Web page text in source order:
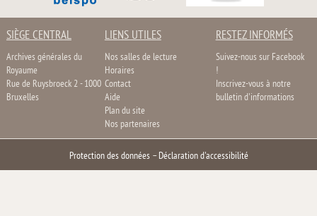
SIÈGE CENTRAL
Archives générales du
Royaume
Rue de Ruysbroeck 2 - 1000
Bruxelles
LIENS UTILES
Nos salles de lecture
Horaires
Contact
Aide
Plan du site
Nos partenaires
RESTEZ INFORMÉS
Suivez-nous sur Facebook
!
Inscrivez-vous à notre
bulletin d'informations
Protection des données– Déclaration d'accessibilité